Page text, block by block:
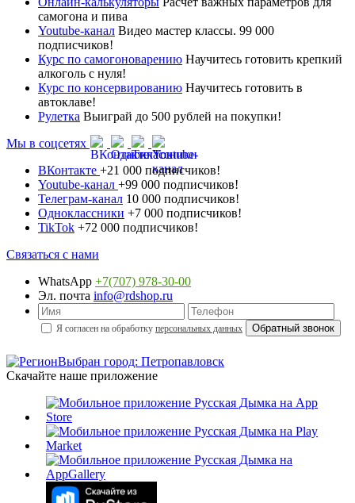
самогона и пива
Youtube-канал Видео мастер классы. 99 000
подписчиков!
Курс по самогоноварению Научитесь готовить крепкий
алкоголь с нуля!
Курс по консервированию Научитесь готовить в
автоклаве!
Рулетка Выиграй до 500 рублей на покупки!
Мы в соцсетях
ВКонтакте +21 000 подписчиков!
Youtube-канал +99 000 подписчиков!
Телеграм-канал 10 000 подписчиков!
Одноклассники +7 000 подписчиков!
TikTok +72 000 подписчиков!
Связаться с нами
WhatsApp +7(707) 978-30-00
Эл. почта info@rdshop.ru
Я согласен на обработку персональных данных
Выбран город: Петропавловск
Скачайте наше приложение